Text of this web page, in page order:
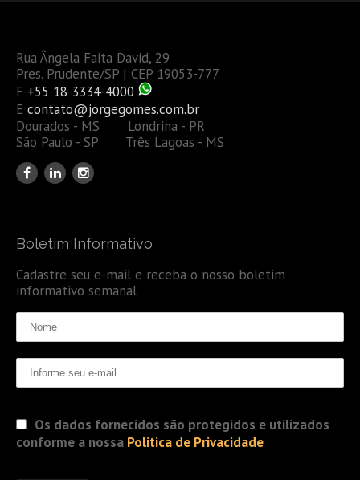
Rua Ângela Faita David, 29
Pres. Prudente/SP | CEP 19053-777
F +55 18 3334-4000
E contato@jorgegomes.com.br
Dourados - MS Londrina - PR
São Paulo - SP Três Lagoas - MS
Boletim Informativo
Cadastre seu e-mail e receba o nosso boletim
informativo semanal
Os dados fornecidos são protegidos e utilizados
conforme a nossa Politica de Privacidade